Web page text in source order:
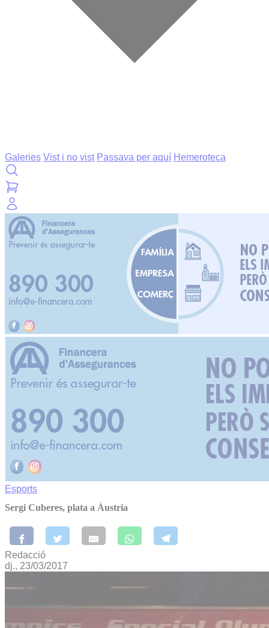
Galeries Vist i no vist Passava per aquí Hemeroteca
Esports
Sergi Cuberes, plata a Àustria
Redacció
dj., 23/03/2017